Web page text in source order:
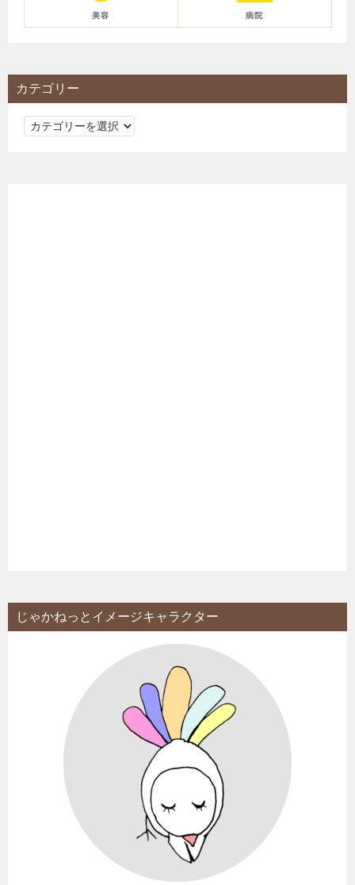
美容 病院
カテゴリー
カ
じゃかねっとイメージキャラクター